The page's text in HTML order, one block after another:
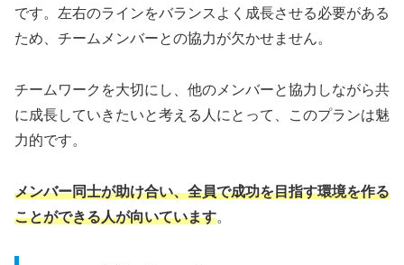
です。左右のラインをバランスよく成長させる必要がある
ため、チームメンバーとの協力が欠かせません。
チームワークを大切にし、他のメンバーと協力しながら共
に成長していきたいと考える人にとって、このプランは魅
力的です。
メンバー同士が助け合い、全員で成功を目指す環境を作る
ことができる人が向いています。